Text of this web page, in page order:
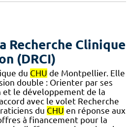
Recherche Clinique
(DRCI)
du CHU de Montpellier. Elle
double : Orienter par ses
et le développement de la
avec le volet Recherche
du CHU en réponse aux
à financement pour la